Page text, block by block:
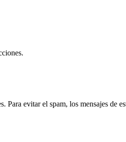
Para evitar el spam, los mensajes de